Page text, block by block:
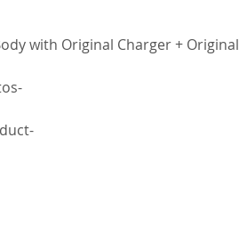
with Original Charger + Original
-Perfect conditions like as photos
-this is an actual photos of product